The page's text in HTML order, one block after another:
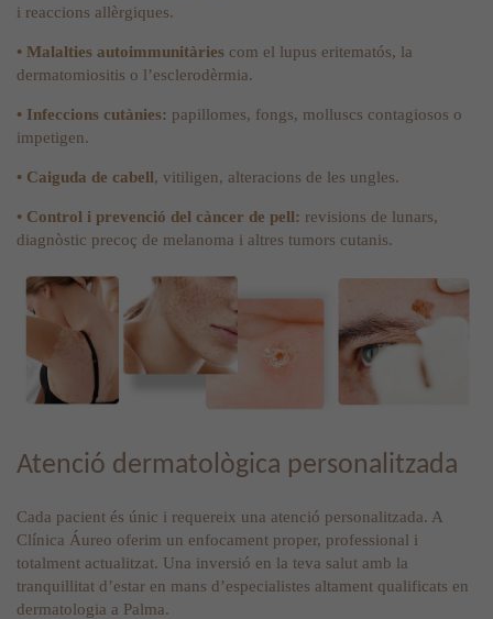
i reaccions allèrgiques.
• Malalties autoimmunitàries com el lupus eritematós, la
dermatomiositis o l’esclerodèrmia.
• Infeccions cutànies: papillomes, fongs, molluscs contagiosos o
impetigen.
• Caiguda de cabell, vitiligen, alteracions de les ungles.
• Control i prevenció del càncer de pell: revisions de lunars,
diagnòstic precoç de melanoma i altres tumors cutanis.
Atenció dermatològica personalitzada
Cada pacient és únic i requereix una atenció personalitzada. A
Clínica Áureo oferim un enfocament proper, professional i
totalment actualitzat. Una inversió en la teva salut amb la
tranquillitat d’estar en mans d’especialistes altament qualificats en
dermatologia a Palma.